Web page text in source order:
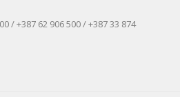
/ +387 62 906 500 / +387 33 874